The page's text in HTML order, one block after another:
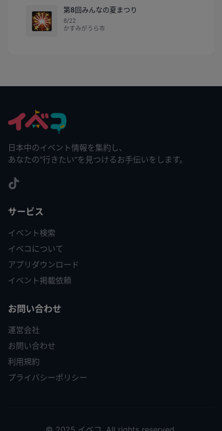
🎇
第8回みんなの夏まつり
8/22
かすみがうら市
日本中のイベント情報を集約し、
あなたの"行きたい"を見つけるお手伝いをします。
サービス
イベント検索
イベコについて
アプリダウンロード
イベント掲載依頼
お問い合わせ
運営会社
お問い合わせ
利用規約
プライバシーポリシー